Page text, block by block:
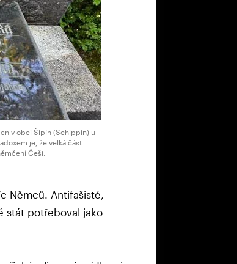
v obci Šipín (Schippin) u
je, že velká část
Češi.
Němců. Antifašisté,
stát potřeboval jako